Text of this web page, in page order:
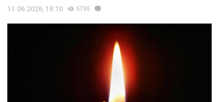
11.06.2026, 18:10 5795